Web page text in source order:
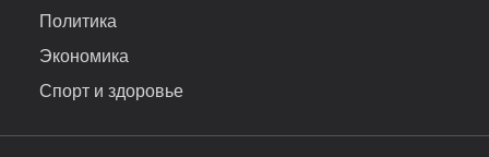
Политика
Экономика
Спорт и здоровье